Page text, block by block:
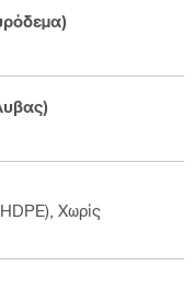
Χωρίς